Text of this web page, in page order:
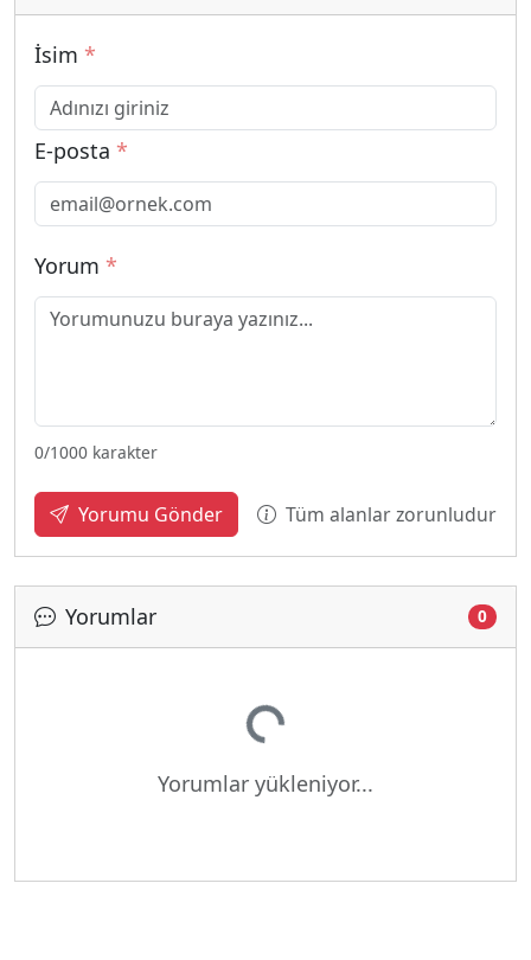
İsim *
E-posta *
Yorum *
0/1000 karakter
Yorumu Gönder Tüm alanlar zorunludur
Yorumlar 0
Yükleniyor...
Yorumlar yükleniyor...